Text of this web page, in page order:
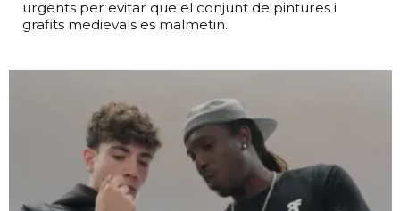
urgents per evitar que el conjunt de pintures i
grafits medievals es malmetin.